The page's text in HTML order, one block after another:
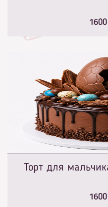
1600
Торт для
1600